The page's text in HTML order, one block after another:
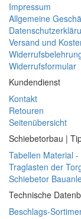
Impressum
Allgemeine
Versand und
Widerrufsformular
Kundendienst
Kontakt
Retouren
Seitenübersicht
Schiebetorbau |
Tabellen Material
Traglasten der
Schiebetor
Technische
Beschlags-